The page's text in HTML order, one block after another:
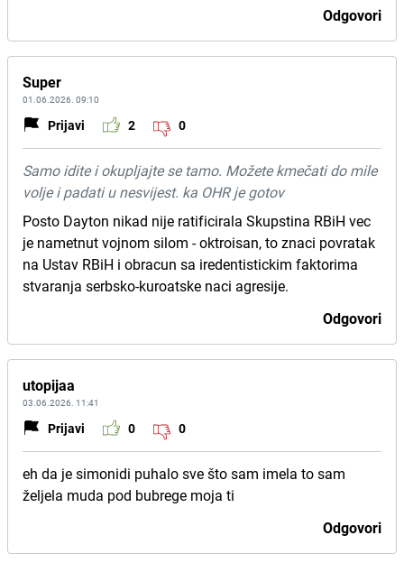
Odgovori
Super
01.06.2026. 09:10
Prijavi 2 0
Samo idite i okupljajte se tamo. Možete kmečati do mile
volje i padati u nesvijest. ka OHR je gotov
Posto Dayton nikad nije ratificirala Skupstina RBiH vec
je nametnut vojnom silom - oktroisan, to znaci povratak
na Ustav RBiH i obracun sa iredentistickim faktorima
stvaranja serbsko-kuroatske naci agresije.
Odgovori
utopijaa
03.06.2026. 11:41
Prijavi 0 0
eh da je simonidi puhalo sve što sam imela to sam
željela muda pod bubrege moja ti
Odgovori